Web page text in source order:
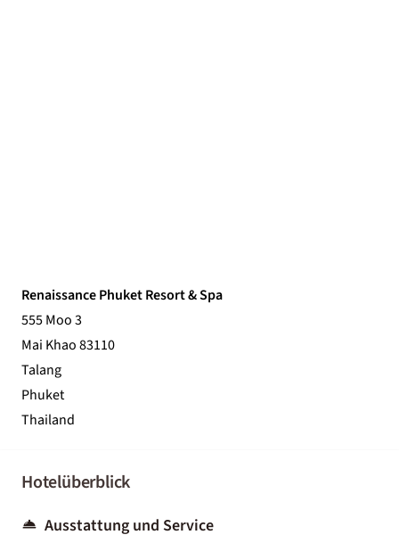
Renaissance Phuket Resort & Spa
555 Moo 3
Mai Khao 83110
Talang
Phuket
Thailand
Hotelüberblick
Ausstattung und Service